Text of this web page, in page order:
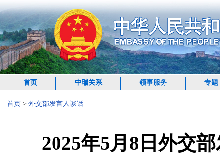
首页 中瑞关系 领事服务 专题
首页 > 外交部发言人谈话
2025年5月8日外交